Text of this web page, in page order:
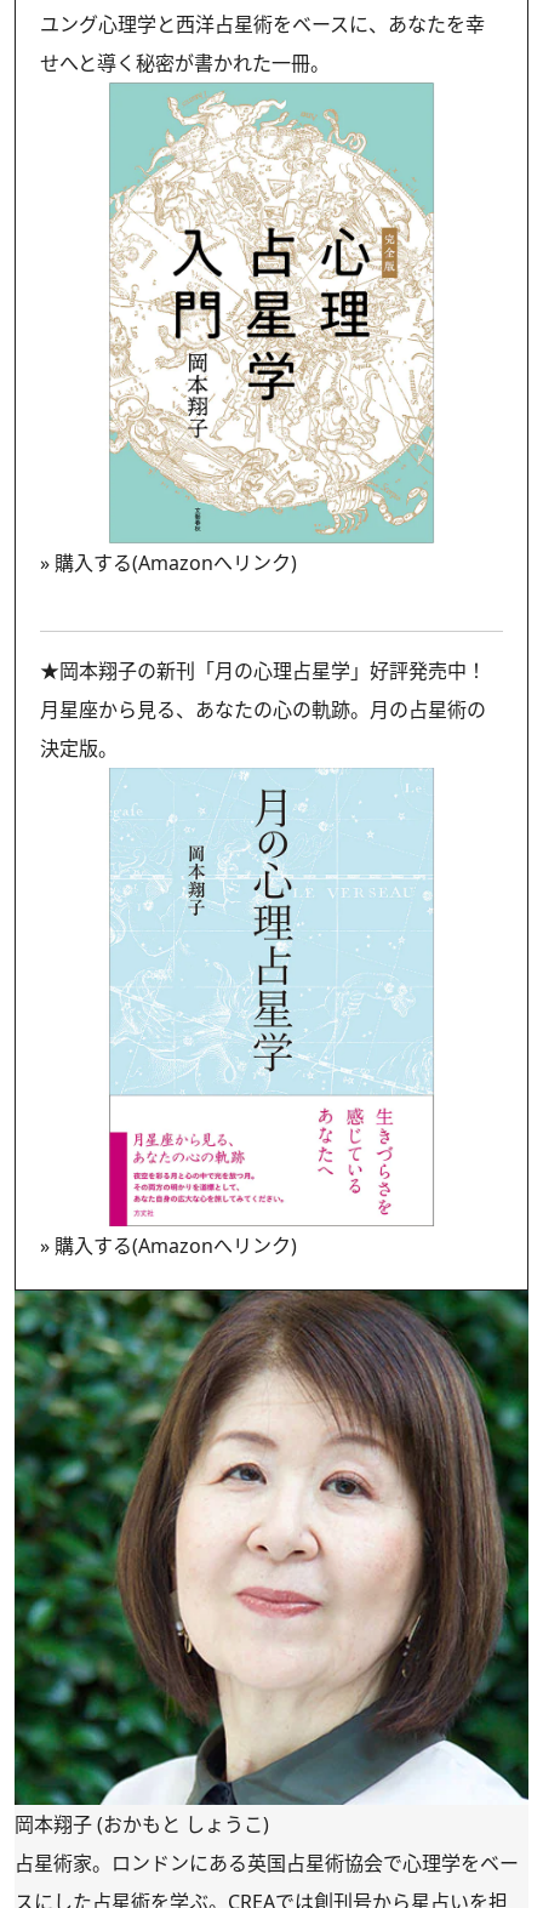
ユング心理学と西洋占星術をベースに、あなたを幸
せへと導く秘密が書かれた一冊。
» 購入する(Amazonへリンク)
★岡本翔子の新刊「月の心理占星学」好評発売中！
月星座から見る、あなたの心の軌跡。月の占星術の
決定版。
» 購入する(Amazonへリンク)
岡本翔子 (おかもと しょうこ)
占星術家。ロンドンにある英国占星術協会で心理学をベー
スにした占星術を学ぶ。CREAでは創刊号から星占いを担